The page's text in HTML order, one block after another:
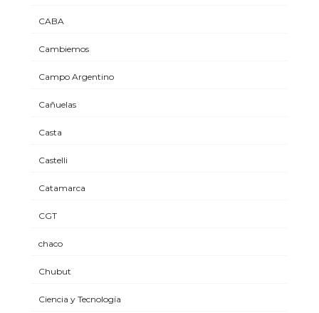
CABA
Cambiemos
Campo Argentino
Cañuelas
Casta
Castelli
Catamarca
CGT
chaco
Chubut
Ciencia y Tecnología